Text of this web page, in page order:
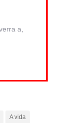
a,
A vida